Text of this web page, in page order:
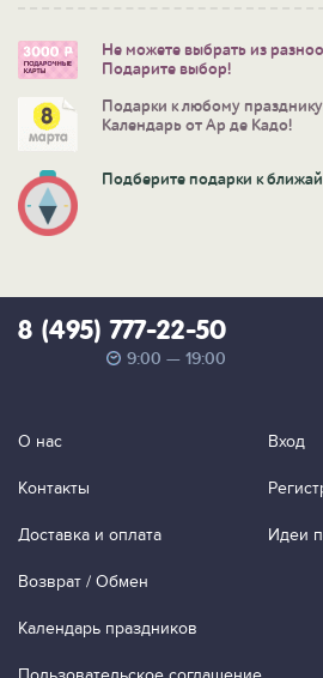
Не можете выбрать из
Подарите выбор!
Подарки к любому
Календарь от Ар де Кадо!
Подберите подарки к
8 (495) 777-22-50
9:00 — 19:00
О нас
Контакты
Доставка и оплата
Возврат / Обмен
Календарь праздников
Вход
Идеи